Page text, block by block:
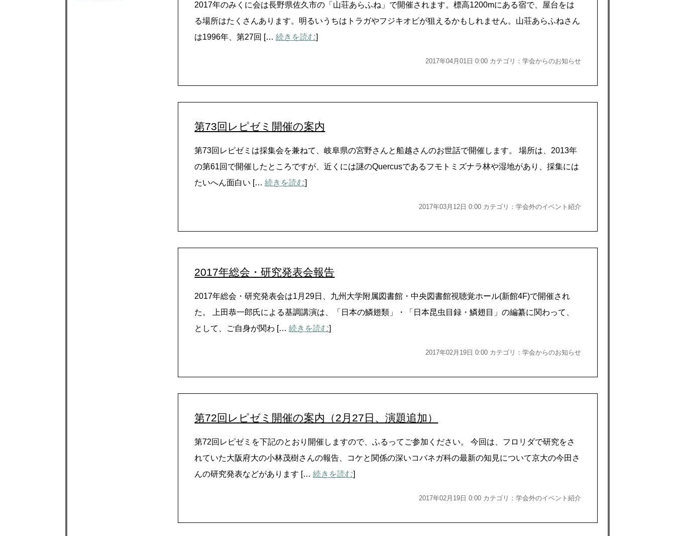
2017年のみくに会は長野県佐久市の「山荘あらふね」で開催されます。標高1200mにある宿で、屋台をは
る場所はたくさんあります。明るいうちはトラガやフジキオビが狙えるかもしれません。山荘あらふねさん
は1996年、第27回 […続きを読む]
2017年04月01日 0:00 カテゴリ：学会からのお知らせ
第73回レピゼミ開催の案内
第73回レピゼミは採集会を兼ねて、岐阜県の宮野さんと船越さんのお世話で開催します。 場所は、2013年
の第61回で開催したところですが、近くには謎のQuercusであるフモトミズナラ林や湿地があり、採集には
たいへん面白い […続きを読む]
2017年03月12日 0:00 カテゴリ：学会外のイベント紹介
2017年総会・研究発表会報告
2017年総会・研究発表会は1月29日、九州大学附属図書館・中央図書館視聴覚ホール(新館4F)で開催され
た。 上田恭一郎氏による基調講演は、「日本の鱗翅類」・「日本昆虫目録・鱗翅目」の編纂に関わって、
として、ご自身が関わ […続きを読む]
2017年02月19日 0:00 カテゴリ：学会からのお知らせ
第72回レピゼミ開催の案内（2月27日、演題追加）
第72回レピゼミを下記のとおり開催しますので、ふるってご参加ください。 今回は、フロリダで研究をさ
れていた大阪府大の小林茂樹さんの報告、コケと関係の深いコバネガ科の最新の知見について京大の今田さ
んの研究発表などがあります […続きを読む]
2017年02月19日 0:00 カテゴリ：学会外のイベント紹介